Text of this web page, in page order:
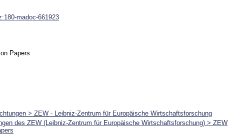
madoc-661923
Papers
> ZEW - Leibniz-Zentrum für Europäische Wirtschaftsforschung
des ZEW (Leibniz-Zentrum für Europäische Wirtschaftsforschung) > ZEW